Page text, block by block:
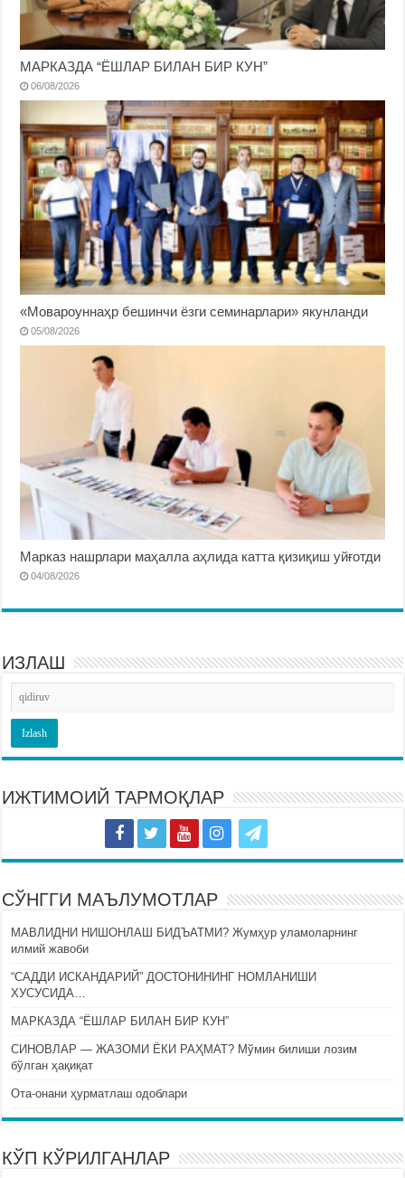
МАРКАЗДА “ЁШЛАР БИЛАН БИР КУН”
06/08/2026
«Мовароуннаҳр бешинчи ёзги семинарлари» якунланди
05/08/2026
Марказ нашрлари маҳалла аҳлида катта қизиқиш уйғотди
04/08/2026
ИЗЛАШ
ИЖТИМОИЙ ТАРМОҚЛАР
СЎНГГИ МАЪЛУМОТЛАР
МАВЛИДНИ НИШОНЛАШ БИДЪАТМИ? Жумҳур уламоларнинг
илмий жавоби
“САДДИ ИСКАНДАРИЙ” ДОСТОНИНИНГ НОМЛАНИШИ
ХУСУСИДА…
МАРКАЗДА “ЁШЛАР БИЛАН БИР КУН”
СИНОВЛАР — ЖАЗОМИ ЁКИ РАҲМАТ? Мўмин билиши лозим
бўлган ҳақиқат
Ота-онани ҳурматлаш одоблари
КЎП КЎРИЛГАНЛАР